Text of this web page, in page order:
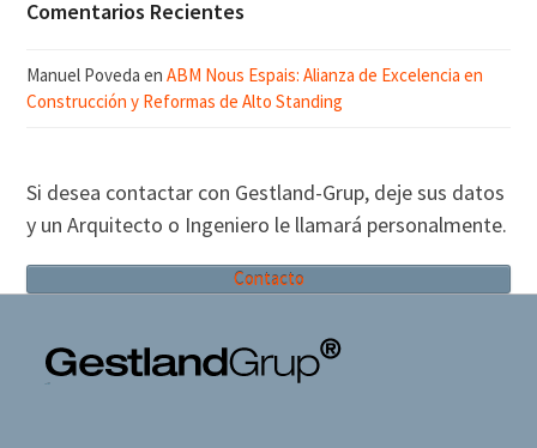
Comentarios Recientes
Manuel Poveda enABM Nous Espais: Alianza de Excelencia en
Construcción y Reformas de Alto Standing
Si desea contactar con Gestland-Grup, deje sus datos
y un Arquitecto o Ingeniero le llamará personalmente.
Contacto